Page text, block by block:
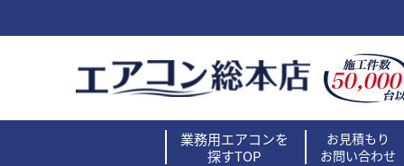
業務用エアコンを
探すTOP
お見積もり
お問い合わせ